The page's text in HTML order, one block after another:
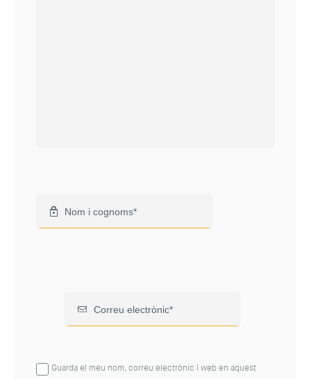
Guarda el meu nom, correu electrònic i web en aquest